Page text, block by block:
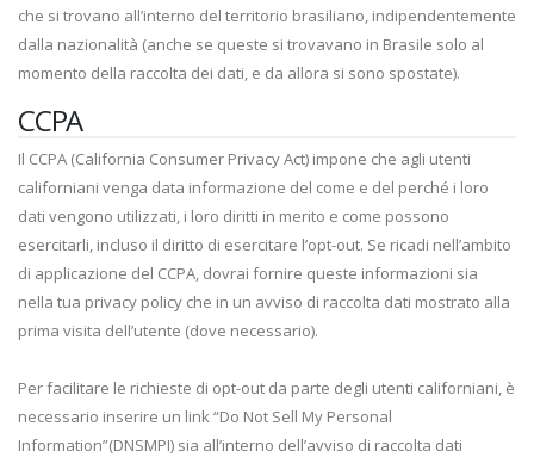
che si trovano all’interno del territorio brasiliano, indipendentemente
dalla nazionalità (anche se queste si trovavano in Brasile solo al
momento della raccolta dei dati, e da allora si sono spostate).
CCPA
Il CCPA (California Consumer Privacy Act) impone che agli utenti
californiani venga data informazione del come e del perché i loro
dati vengono utilizzati, i loro diritti in merito e come possono
esercitarli, incluso il diritto di esercitare l’opt-out. Se ricadi nell’ambito
di applicazione del CCPA, dovrai fornire queste informazioni sia
nella tua privacy policy che in un avviso di raccolta dati mostrato alla
prima visita dell’utente (dove necessario).
Per facilitare le richieste di opt-out da parte degli utenti californiani, è
necessario inserire un link “Do Not Sell My Personal
Information”(DNSMPI) sia all’interno dell’avviso di raccolta dati